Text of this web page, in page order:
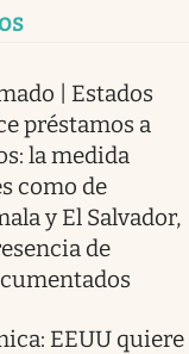
| Estados
préstamos a
la medida
como de
y El Salvador,
de
EEUU quiere